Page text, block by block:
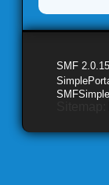
SMF 2.0.15